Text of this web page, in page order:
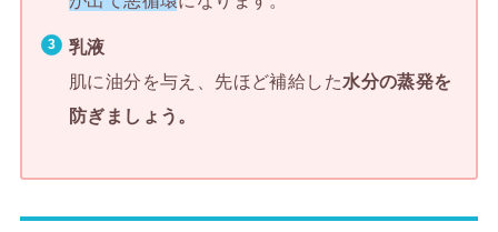
乳液
肌に油分を与え、先ほど補給した水分の蒸発を
防ぎましょう。